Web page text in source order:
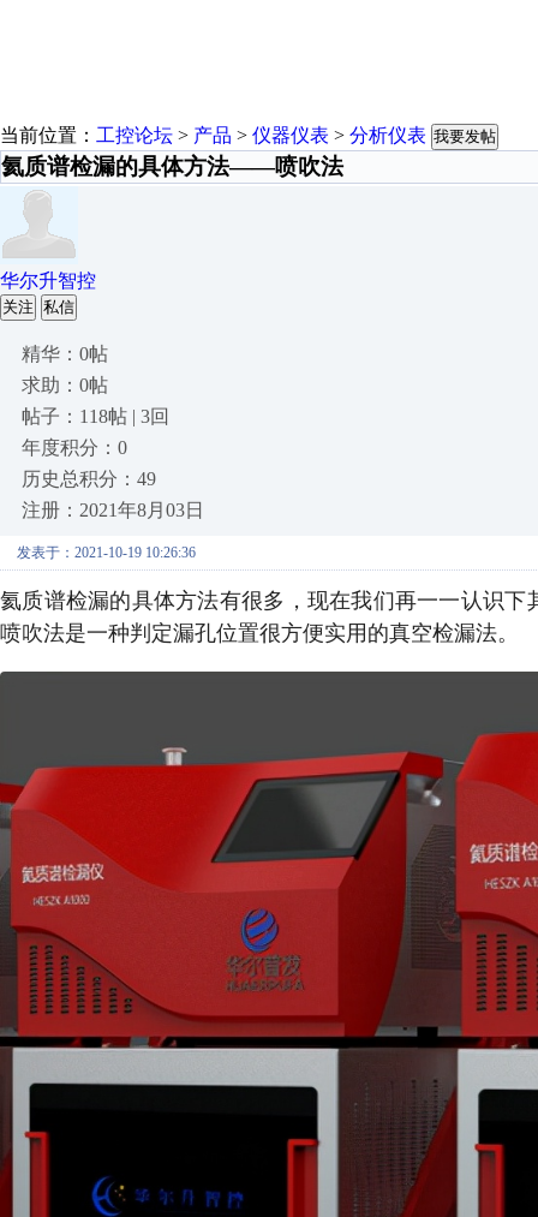
当前位置： 工控论坛 > 产品 > 仪器仪表 > 分析仪表 我要发帖
氦质谱检漏的具体方法——喷吹法
华尔升智控
关注 私信
精华：0帖
求助：0帖
帖子：118帖 | 3回
年度积分：0
历史总积分：49
注册：2021年8月03日
发表于：2021-10-19 10:26:36
氦质谱检漏的具体方法有很多，现在我们再一一认识
喷吹法是一种判定漏孔位置很方便实用的真空检漏法。